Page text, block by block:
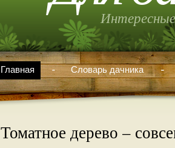
Главная Словарь дачника
Томатное дерево –